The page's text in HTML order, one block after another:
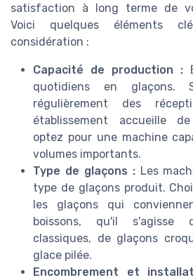
satisfaction à long terme de
Voici quelques éléments
considération :
Capacité de production :
quotidiens en glaçons.
régulièrement des
établissement accueille
optez pour une machine
volumes importants.
Type de glaçons :Les
type de glaçons produit.
les glaçons qui
boissons, qu'il s'agisse
classiques, de glaçons
glace pilée.
Encombrement et